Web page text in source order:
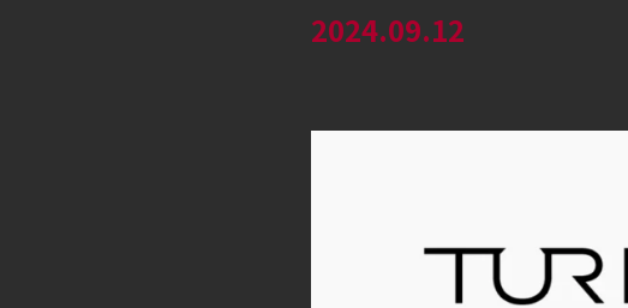
2024.09.12